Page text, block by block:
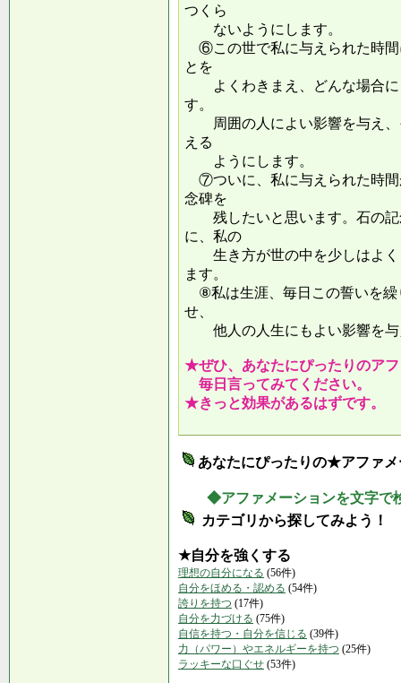
つくら
ないようにします。
⑥この世で私に与えられた時間
とを
よくわきまえ、どんな場合に
す。
周囲の人によい影響を与え、
える
ようにします。
⑦ついに、私に与えられた時間
念碑を
残したいと思います。石の記
に、私の
生き方が世の中を少しはよく
ます。
⑧私は生涯、毎日この誓いを繰
せ、
他人の人生にもよい影響
★ぜひ、あなたにぴったりのア
毎日言ってみてください。
★きっと効果があるはずです。
あなたにぴったりの★アファ
◆アファメーションを文字で
カテゴリから探してみよう！
★自分を強くする
理想の自分になる (56件)
自分をほめる・認める (54件)
誇りを持つ (17件)
自分を力づける (75件)
自信を持つ・自分を信じる (39件)
力（パワー）やエネルギーを持つ (25件)
ラッキーな口ぐせ (53件)